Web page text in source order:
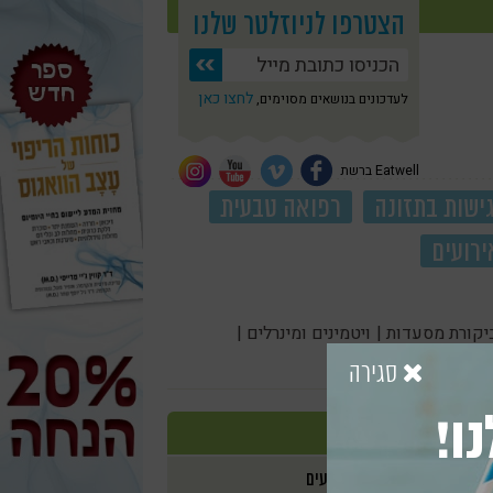
הצטרפו לניוזלטר שלנו
לעדכונים בנושאים מסוימים, לחצו כאן
Eatwell ברשת
גישות בתזונה
רפואה טבעית
מסעדות | ויטמינים ומינרלים |
אירועים
סגירה